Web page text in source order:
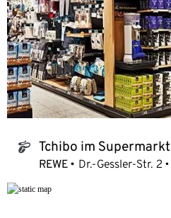
tchibo_logo Tchibo im Supermarkt
REWE Dr.-Gessler-Str. 2